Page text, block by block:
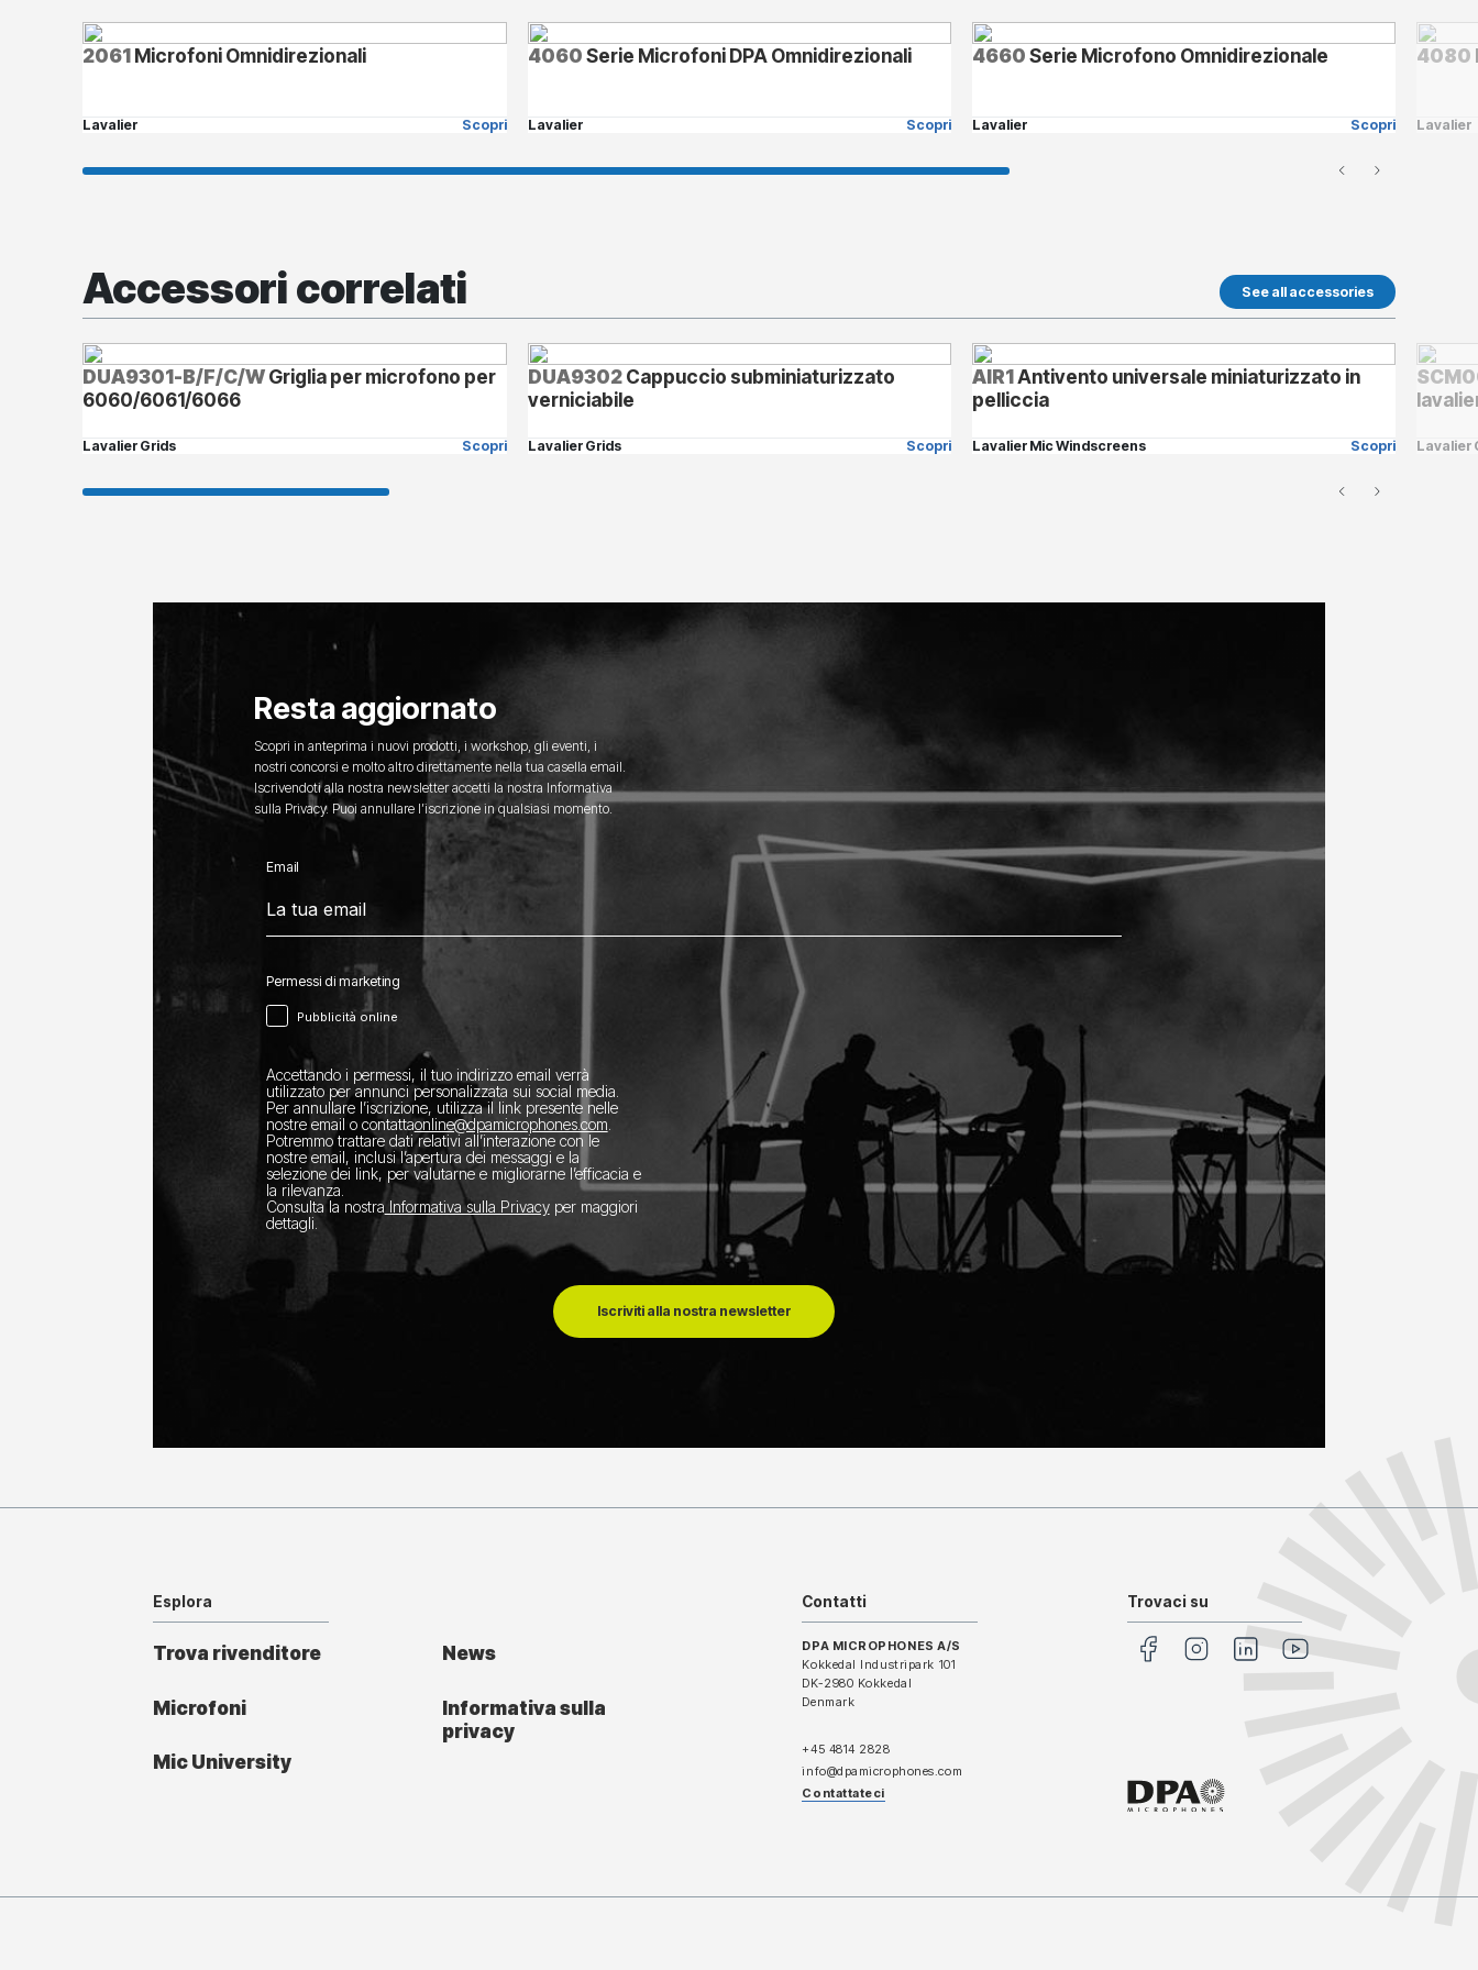
2061Microfoni Omnidirezionali
Lavalier Scopri
4060Serie Microfoni DPA Omnidirezionali
Lavalier Scopri
4660Serie Microfono Omnidirezionale
Lavalier Scopri
4080
Lavalier
Accessori correlati See all accessories
DUA9301-B/F/C/WGriglia per microfono per
6060/6061/6066
Lavalier Grids Scopri
DUA9302Cappuccio subminiaturizzato
verniciabile
Lavalier Grids Scopri
AIR1Antivento universale miniaturizzato in
pelliccia
Lavalier Mic Windscreens Scopri Lavalier
Resta aggiornato
Scopri in anteprima i nuovi prodotti, i workshop, gli eventi, i
nostri concorsi e molto altro direttamente nella tua casella email.
Iscrivendoti alla nostra newsletter accetti la nostra Informativa
sulla Privacy. Puoi annullare l’iscrizione in qualsiasi momento.
Email
Permessi di marketing
Pubblicità online
Accettando i permessi, il tuo indirizzo email verrà
utilizzato per annunci personalizzata sui social media.
Per annullare l’iscrizione, utilizza il link presente nelle
nostre email o contatta​online@dpamicrophones.com
Potremmo trattare dati relativi all’interazione con le
nostre email, inclusi l’apertura dei messaggi e la
selezione dei link, per valutarne e migliorarne l’efficacia e
la rilevanza.
Consulta la nostraInformativa sulla Privacyper maggiori
dettagli.
Iscriviti alla nostra newsletter
Esplora
Trova rivenditore News
Microfoni
Informativa sulla
privacy
Mic University
Contatti
DPA MICROPHONES A/S
Kokkedal Industripark 101
DK-2980 Kokkedal
Denmark
+45 4814 2828
info@dpamicrophones.com
Contattateci
Trovaci su